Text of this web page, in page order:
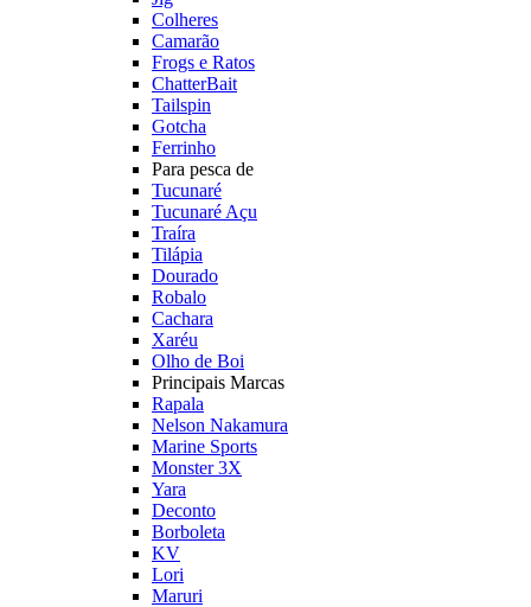
Colheres
Camarão
Frogs e Ratos
ChatterBait
Tailspin
Gotcha
Ferrinho
Para pesca de
Tucunaré
Tucunaré Açu
Traíra
Tilápia
Dourado
Robalo
Cachara
Xaréu
Olho de Boi
Principais Marcas
Rapala
Nelson Nakamura
Marine Sports
Monster 3X
Yara
Deconto
Borboleta
KV
Lori
Maruri